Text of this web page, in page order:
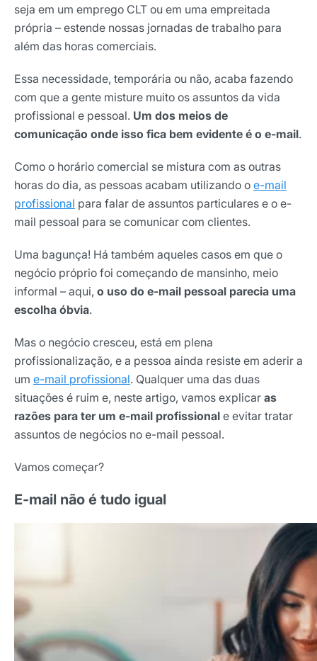
seja em um emprego CLT ou em uma empreitada
própria – estende nossas jornadas de trabalho para
além das horas comerciais.
Essa necessidade, temporária ou não, acaba fazendo
com que a gente misture muito os assuntos da vida
profissional e pessoal. Um dos meios de
comunicação onde isso fica bem evidente é o e-mail.
Como o horário comercial se mistura com as outras
horas do dia, as pessoas acabam utilizando o e-mail
profissional para falar de assuntos particulares e o e-
mail pessoal para se comunicar com clientes.
Uma bagunça! Há também aqueles casos em que o
negócio próprio foi começando de mansinho, meio
informal – aqui, o uso do e-mail pessoal parecia uma
escolha óbvia.
Mas o negócio cresceu, está em plena
profissionalização, e a pessoa ainda resiste em aderir a
um e-mail profissional. Qualquer uma das duas
situações é ruim e, neste artigo, vamos explicar as
razões para ter um e-mail profissional e evitar tratar
assuntos de negócios no e-mail pessoal.
Vamos começar?
E-mail não é tudo igual